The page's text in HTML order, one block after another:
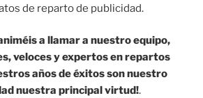
de reparto de publicidad.
a llamar a nuestro equipo,
veloces y expertos en repartos
años de éxitos son nuestro
nuestra principal virtud!.